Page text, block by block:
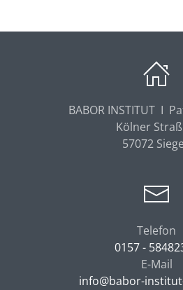
BABOR INSTITUT I
Kölner
57072
Telefon
0157 -
E-Mail
info@babor-